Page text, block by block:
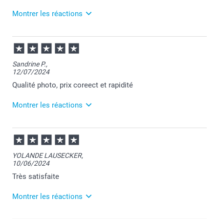
Montrer les réactions
13/05/2026
07:39
Merci pour votre commande et pour votre avis
positif Sébastien.
Je vous souhaite une agréable journée.
Cordialement,
Florence@smartphoto
Sandrine P.,
12/07/2024
Qualité photo, prix coreect et rapidité
Montrer les réactions
15/07/2024
13:41
Bonjour Sandrine,
C'est un plaisir d'apprendre votre satisfaction
concernant votre commande.
Cordialement,
Florence@smartphoto
YOLANDE LAUSECKER,
10/06/2024
Très satisfaite
Montrer les réactions